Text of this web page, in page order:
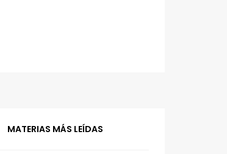
MATERIAS MÁS LEÍDAS